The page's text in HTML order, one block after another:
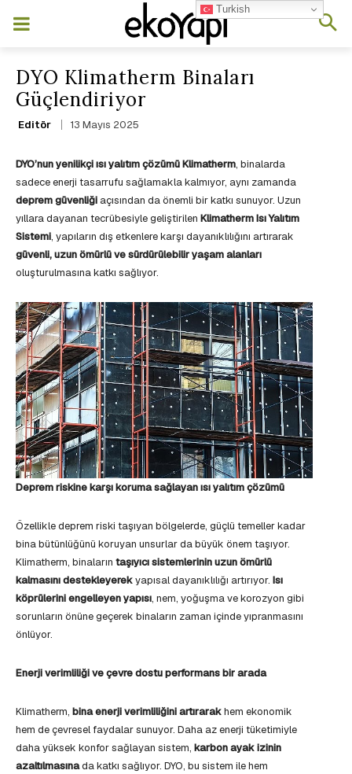
DYO Klimatherm Binaları
Güçlendiriyor
Editör 13 Mayıs 2025
DYO’nun yenilikçi ısı yalıtım çözümü Klimatherm, binalarda
sadece enerji tasarrufu sağlamakla kalmıyor, aynı zamanda
deprem güvenliği açısından da önemli bir katkı sunuyor. Uzun
yıllara dayanan tecrübesiyle geliştirilen Klimatherm Isı Yalıtım
Sistemi, yapıların dış etkenlere karşı dayanıklılığını artırarak
güvenli, uzun ömürlü ve sürdürülebilir yaşam alanları
oluşturulmasına katkı sağlıyor.
Deprem riskine karşı koruma sağlayan ısı yalıtım çözümü
Özellikle deprem riski taşıyan bölgelerde, güçlü temeller kadar
bina bütünlüğünü koruyan unsurlar da büyük önem taşıyor.
Klimatherm, binaların taşıyıcı sistemlerinin uzun ömürlü
kalmasını destekleyerekyapısal dayanıklılığı artırıyor. Isı
köprülerini engelleyen yapısı, nem, yoğuşma ve korozyon gibi
sorunların önüne geçerek binaların zaman içinde yıpranmasını
önlüyor.
Enerji verimliliği ve çevre dostu performans bir arada
Klimatherm, bina enerji verimliliğini artırarakhem ekonomik
hem de çevresel faydalar sunuyor. Daha az enerji tüketimiyle
daha yüksek konfor sağlayan sistem, karbon ayak izinin
azaltılmasınada katkı sağlıyor. DYO, bu sistem ile hem
Turkish